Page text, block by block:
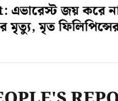
জয় করে
মৃত্যু, মৃত